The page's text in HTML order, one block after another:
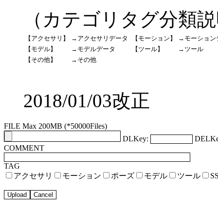
（カテゴリタグ分類
【アクセサリ】 →アクセサリデータ 【モーション】
→モーショ
【モデル】
→モデルデータ 【ツール】
→ツール
【その他】
→その他
2018/01/03改正
FILE Max 200MB (*50000Files)
DLKey:
COMMENT
TAG
アクセサリ
モーション ポーズ モデル ツール